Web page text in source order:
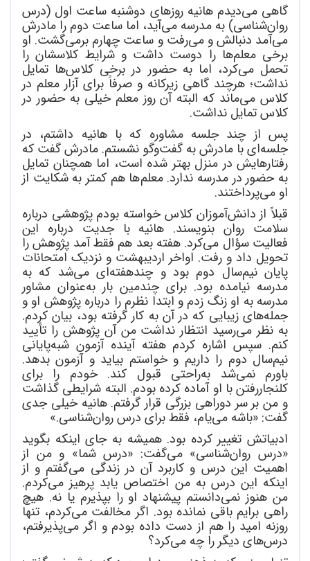
گاهی میدیدم هانیه روزهای دوشنبه ساعت اول (درس
روانشناسی) به مدرسه میآید، اما ساعت دوم را مادرش
میآمد دنبالش و میرفت و ساعت چهارم برمیگشت. او
برخی معلمها را دوست داشت و شرایط کلاسشان را
تحمل میکرد، اما به حضور در برخی کلاسها تمایل
نداشت؛ هرچند گاهی زیرکانه و صرفاً برای آزار معلم در
کلاس میماند که البته آن روز معلم خیلی به حضور در
کلاس تمایل نداشت.
پس از چند جلسه مشاوره که با هانیه داشتم، در
جلسهای با مادرش به گفتوگو نشستم. مادرش گفت که
رفتارهایش در منزل بهتر شده است، اما همچنان تمایل
به حضور در مدرسه ندارد. معلمها هم کمتر به شکایت از
او میپرداختند.
قبلاً از دانشآموزان کلاس خواسته بودم پژوهشی درباره
سلامت روان بنویسند. هانیه با جدیت درباره این
فعالیت سؤال میکرد. هفته بعد هم فقط آمد پژوهش را
تحویل داد و رفت. اواخر اردیبهشت و نزدیک امتحانات
پایان نیمسال دوم بود و چندهفتهای میشد که به
مدرسه نیامده بود. برای چندمین بار بهعنوان مشاور
مدرسه به او زنگ زدم و ابتدا نظرم را درباره پژوهش او و
جملههای زیبایی که در آن به کار گرفته بود، بیان کردم.
به نظر میرسید انتظار نداشت من آن پژوهش را تأیید
کنم. سپس اشاره کردم هفته آینده آزمون شبهپایانی
نیمسال دوم را داریم و خواستم بیاید و آزمون بدهد.
باورم نمیشد بهراحتی قبول کند. خودم را برای
کلنجاررفتن با او آماده کرده بودم. البته شرایطی گذاشت
و من بر سر دوراهی بزرگی قرار گرفتم. هانیه خیلی جدی
گفت: «باشه مییام، فقط برای درس روانشناسی.»
ادبیاتش تغییر کرده بود. همیشه به جای اینکه بگوید
«درس روانشناسی» میگفت: «درس شما» و من از
اهمیت این درس و کاربرد آن در زندگی میگفتم و از
اینکه این درس به من اختصاص یابد پرهیز میکردم.
من هنوز نمیدانستم پیشنهاد او را بپذیرم یا نه. هیچ
راهی برایم باقی نمانده بود. اگر مخالفت میکردم، تنها
روزنه امید را هم از دست داده بودم و اگر میپذیرفتم،
درسهای دیگر را چه میکرد؟